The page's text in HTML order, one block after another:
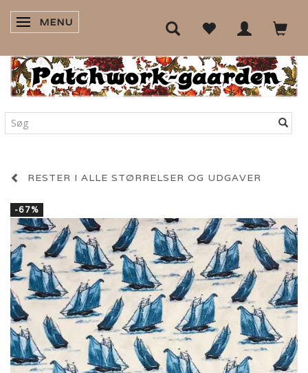
SKIFTE NAVIGATION
MENU
RESTER I ALLE STØRRELSER OG UDGAVER
-67%